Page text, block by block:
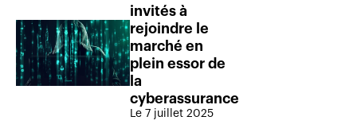
invités à
rejoindre le
marché en
plein essor de
la
cyberassurance
Le 7 juillet 2025